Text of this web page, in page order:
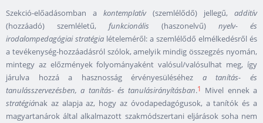
Szekció-előadásomban a kontemplatív(szemlélődő) jellegű, additív
(hozzáadó) szemléletű, funkcionális (haszonelvű) nyelv- és
irodalompedagógiai stratégia lételeméről: a szemlélődő elmélkedésről és
a tevékenység-hozzáadásról szólok, amelyik mindig összegzés nyomán,
mintegy az előzmények folyományaként valósul/valósulhat meg, így
járulva hozzá a hasznosság érvényesüléséhez a tanítás- és
tanulásszervezésben, a tanítás- és tanulásirányításban.1 Mivel ennek a
stratégiának az alapja az, hogy az óvodapedagógusok, a tanítók és a
magyartanárok által alkalmazott szakmódszertani eljárások soha nem